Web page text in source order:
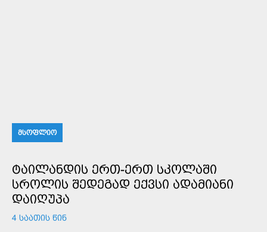
ᲛᲡᲝᲤᲚᲘᲝ
ᲢᲐᲘᲚᲐᲜᲓᲘᲡ ᲔᲠᲗ-ᲔᲠᲗ ᲡᲙᲝᲚᲐᲨᲘ
ᲡᲠᲝᲚᲘᲡ ᲨᲔᲓᲔᲒᲐᲓ ᲔᲥᲕᲡᲘ ᲐᲓᲐᲛᲘᲐᲜᲘ
ᲓᲐᲘᲦᲣᲞᲐ
4 ᲡᲐᲐᲗᲘᲡ ᲬᲘᲜ